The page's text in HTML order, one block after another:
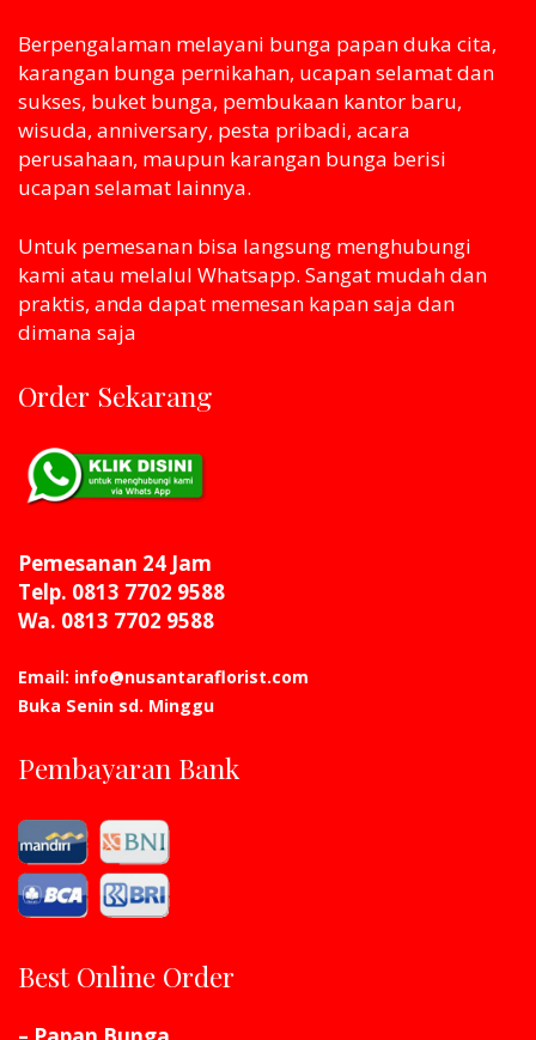
Berpengalaman melayani bunga papan duka cita,
karangan bunga pernikahan, ucapan selamat dan
sukses, buket bunga, pembukaan kantor baru,
wisuda, anniversary, pesta pribadi, acara
perusahaan, maupun karangan bunga berisi
ucapan selamat lainnya.
Untuk pemesanan bisa langsung menghubungi
kami atau melaluI Whatsapp. Sangat mudah dan
praktis, anda dapat memesan kapan saja dan
dimana saja
Order Sekarang
Pemesanan 24 Jam
Telp. 0813 7702 9588
Wa. 0813 7702 9588
Email: info@nusantaraflorist.com
Buka Senin sd. Minggu
Pembayaran Bank
Best Online Order